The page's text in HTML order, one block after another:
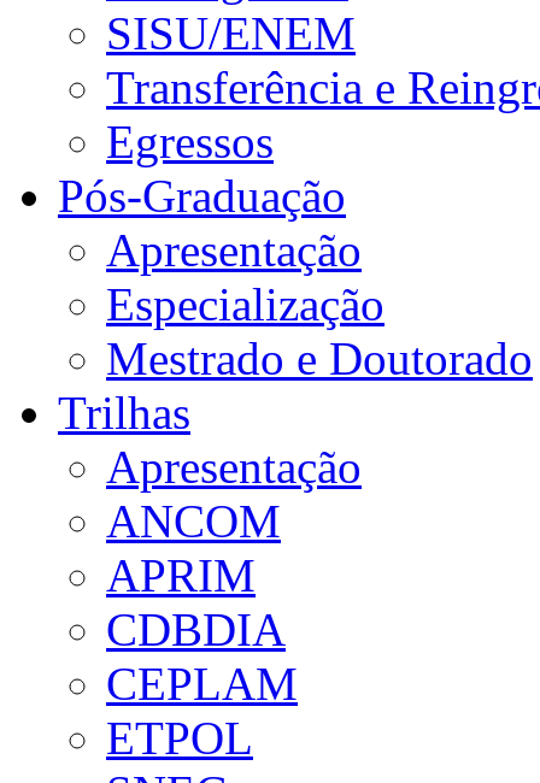
SISU/ENEM
Transferência e
Egressos
Pós-Graduação
Apresentação
Especialização
Mestrado e Doutorado
Trilhas
Apresentação
ANCOM
APRIM
CDBDIA
CEPLAM
ETPOL